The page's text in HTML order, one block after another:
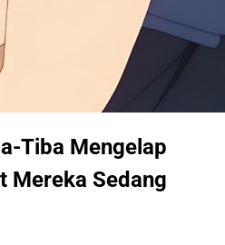
Tiba Mengelap
Mereka Sedang